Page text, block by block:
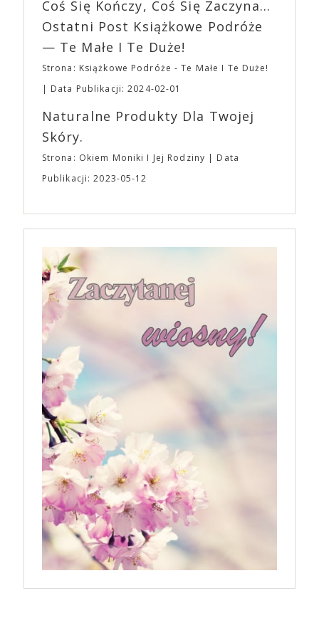
„Bo się boi” w kinach od 21 kwietnia.
Coś Się Kończy, Coś Się Zaczyna...
Ostatni Post Książkowe Podróże
— Te Małe I Te Duże!
Strona: Książkowe Podróże - Te Małe I Te Duże!
Data Publikacji: 2024-02-01
Naturalne Produkty Dla Twojej
Skóry.
Strona: Okiem Moniki I Jej Rodziny
Data
Publikacji: 2023-05-12